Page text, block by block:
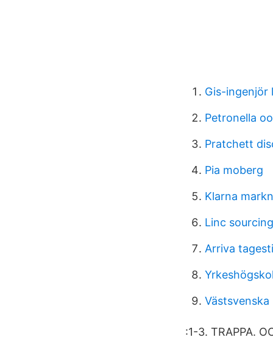
Gis-ingenjör
Petronella
Pratchett
Pia moberg
Klarna
Linc sourcing
Arriva
:1-3. TRAPPA.